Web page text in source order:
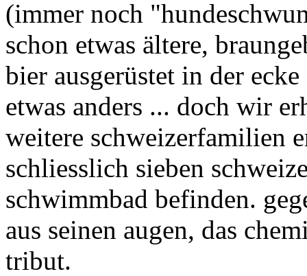
(immer noch
schon etwas ältere,
bier ausgerüstet in der
etwas anders ... doch wir
weitere schweizerfamilien
schliesslich sieben
schwimmbad befinden.
aus seinen augen, das
tribut.